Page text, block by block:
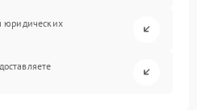
юридических